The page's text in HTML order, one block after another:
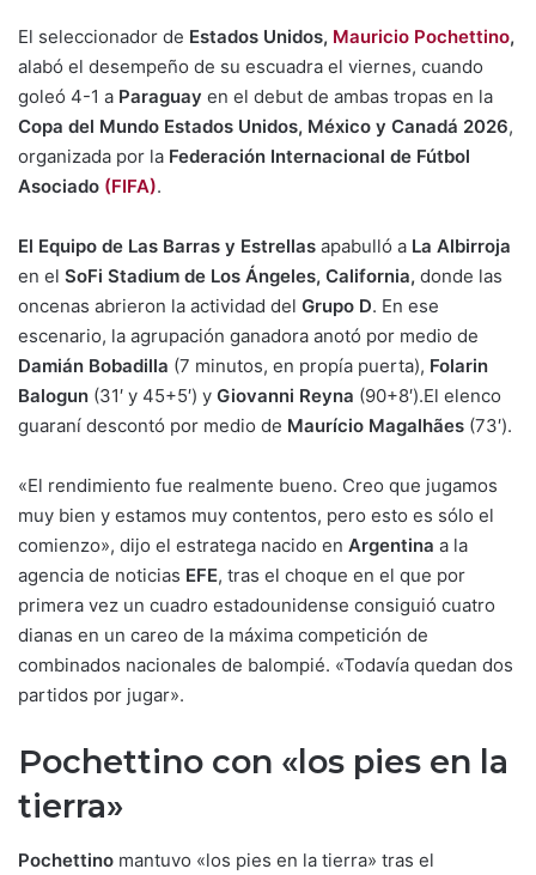
El seleccionador de Estados Unidos, Mauricio Pochettino,
alabó el desempeño de su escuadra el viernes, cuando
goleó 4-1 a Paraguay en el debut de ambas tropas en la
Copa del Mundo Estados Unidos, México y Canadá 2026,
organizada por la Federación Internacional de Fútbol
Asociado (FIFA).
El Equipo de Las Barras y Estrellas apabulló a La Albirroja
en el SoFi Stadium de Los Ángeles, California, donde las
oncenas abrieron la actividad del Grupo D. En ese
escenario, la agrupación ganadora anotó por medio de
Damián Bobadilla (7 minutos, en propía puerta), Folarin
Balogun (31′ y 45+5′) y Giovanni Reyna (90+8′).El elenco
guaraní descontó por medio de Maurício Magalhães (73′).
«El rendimiento fue realmente bueno. Creo que jugamos
muy bien y estamos muy contentos, pero esto es sólo el
comienzo», dijo el estratega nacido en Argentina a la
agencia de noticias EFE, tras el choque en el que por
primera vez un cuadro estadounidense consiguió cuatro
dianas en un careo de la máxima competición de
combinados nacionales de balompié. «Todavía quedan dos
partidos por jugar».
Pochettino con «los pies en la
tierra»
Pochettino mantuvo «los pies en la tierra» tras el